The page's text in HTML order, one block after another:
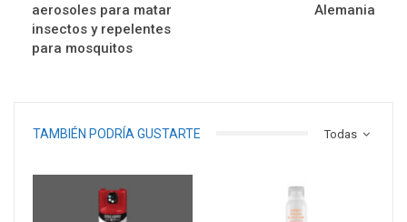
aerosoles para matar
insectos y repelentes
para mosquitos
Alemania
Todas
TAMBIÉN PODRÍA GUSTARTE